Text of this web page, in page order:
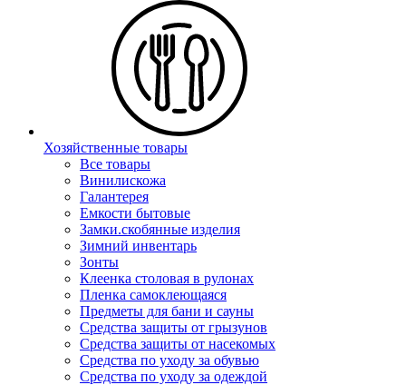
Хозяйственные товары
Все товары
Винилискожа
Галантерея
Емкости бытовые
Замки.скобянные изделия
Зимний инвентарь
Зонты
Клеенка столовая в рулонах
Пленка самоклеющаяся
Предметы для бани и сауны
Средства защиты от грызунов
Средства защиты от насекомых
Средства по уходу за обувью
Средства по уходу за одеждой